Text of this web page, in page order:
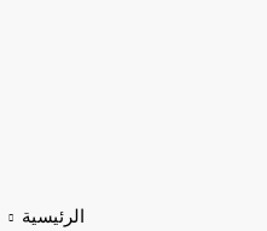
الرئيسية